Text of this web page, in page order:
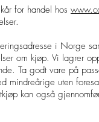
for handel hos
i Norge
om kjøp. Vi lagrer
Ta godt vare på
mindreårige uten
kan også